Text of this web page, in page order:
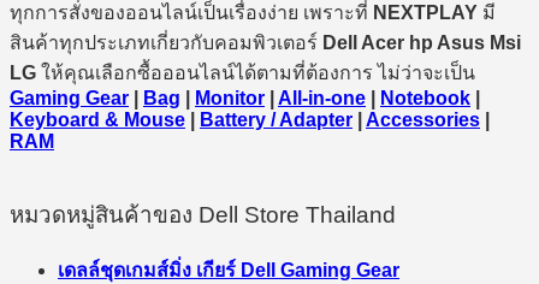
ทุกการสั่งของออนไลน์เป็นเรื่องง่าย เพราะที่ NEXTPLAY มี
สินค้าทุกประเภทเกี่ยวกับคอมพิวเตอร์ Dell Acer hp Asus Msi
LG ให้คุณเลือกซื้อออนไลน์ได้ตามที่ต้องการ ไม่ว่าจะเป็น
Gaming Gear
Bag Monitor All-in-one Notebook
Keyboard & Mouse
Battery / Adapter Accessories
RAM
หมวดหมู่สินค้าของ Dell Store Thailand
เดลล์ชุดเกมส์มิ่ง เกียร์ Dell Gaming Gear